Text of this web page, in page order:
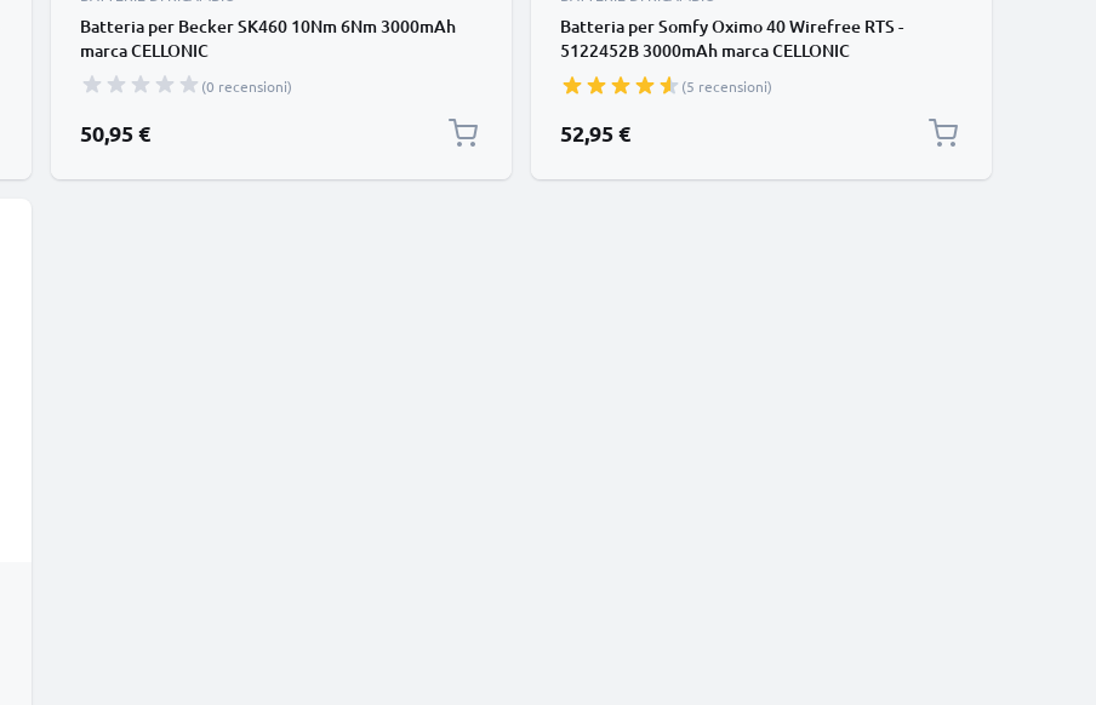
Batteria per Becker SK460 10Nm 6Nm 3000mAh
marca CELLONIC
(0 recensioni)
50,95 €
Batteria per Somfy Oximo 40 Wirefree RTS -
5122452B 3000mAh marca CELLONIC
(5 recensioni)
52,95 €